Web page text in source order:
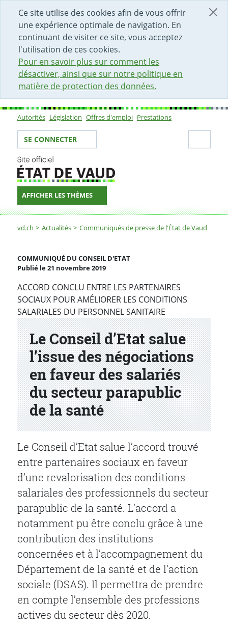
Ce site utilise des cookies afin de vous offrir
une expérience optimale de navigation. En
continuant de visiter ce site, vous acceptez
l'utilisation de ces cookies.
Pour en savoir plus sur comment les
désactiver, ainsi que sur notre politique en
matière de protection des données.
DÉBUT DU CONTENU DE LA PAGE
ACCÈS AU CHAMP DE RECHERCHE
PAGE D'ACCUEIL
FORMULAIRE DE CONTACT
Sous-navigation
Autorités Législation Offres d'emploi Prestations
Votre identité
SE CONNECTER
AFFICHER LES THÈMES
Fil d'Ariane
vd.ch Actualités Communiqués de presse de l'État de Vaud
Le Conseil d’Etat salue l’issue des négociations en
Le Conseil d’Etat salue
l’issue des négociations
en faveur des salariés
du secteur parapublic
de la santé
COMMUNIQUÉ DU CONSEIL D'ETAT
Publié le 21 novembre 2019
Partenaire(s)
ACCORD CONCLU ENTRE LES PARTENAIRES
SOCIAUX POUR AMÉLIORER LES CONDITIONS
SALARIALES DU PERSONNEL SANITAIRE
Le Conseil d’Etat salue l’accord trouvé
entre partenaires sociaux en faveur
d’une revalorisation des conditions
salariales des professionnels du secteur
parapublic de la santé. L’accord a
notamment pu être conclu grâce à une
contribution des institutions
concernées et à l’accompagnement du
Département de la santé et de l’action
sociale (DSAS). Il permettra de prendre
en compte l’ensemble des professions
actives du secteur dès 2020.